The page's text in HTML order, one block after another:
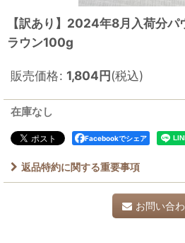
【訳あり】2024年8月入荷分パ
ラウン100g
販売価格: 1,804円(税込)
在庫なし
Facebookでシェア
返品特約に関する重要事項
お問い合